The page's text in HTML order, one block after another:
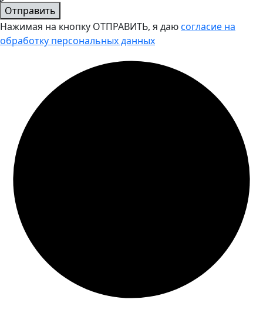
Отправить
Нажимая на кнопку ОТПРАВИТЬ, я даюсогласие на
обработку персональных данных